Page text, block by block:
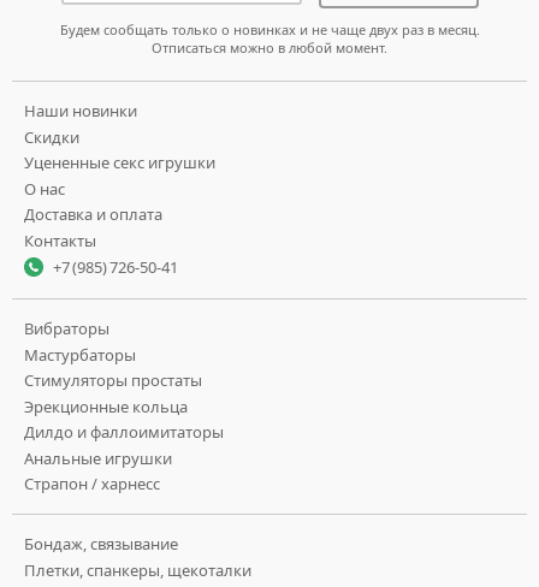
Будем сообщать только о новинках и не чаще двух раз в месяц.
Отписаться можно в любой момент.
Наши новинки
Скидки
Уцененные секс игрушки
О нас
Доставка и оплата
Контакты
+7 (985) 726-50-41
Вибраторы
Мастурбаторы
Стимуляторы простаты
Эрекционные кольца
Дилдо и фаллоимитаторы
Анальные игрушки
Страпон / харнесс
Бондаж, связывание
Плетки, спанкеры, щекоталки